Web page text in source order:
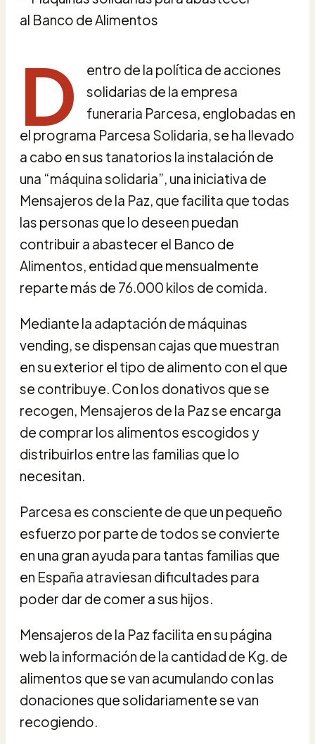
D
entro de la política de acciones
solidarias de la empresa
funeraria Parcesa, englobadas en
el programa Parcesa Solidaria, se ha llevado
a cabo en sus tanatorios la instalación de
una “máquina solidaria”, una iniciativa de
Mensajeros de la Paz, que facilita que todas
las personas que lo deseen puedan
contribuir a abastecer el Banco de
Alimentos, entidad que mensualmente
reparte más de 76.000 kilos de comida.
Mediante la adaptación de máquinas
vending, se dispensan cajas que muestran
en su exterior el tipo de alimento con el que
se contribuye. Con los donativos que se
recogen, Mensajeros de la Paz se encarga
de comprar los alimentos escogidos y
distribuirlos entre las familias que lo
necesitan.
Parcesa es consciente de que un pequeño
esfuerzo por parte de todos se convierte
en una gran ayuda para tantas familias que
en España atraviesan dificultades para
poder dar de comer a sus hijos.
Mensajeros de la Paz facilita en su página
web la información de la cantidad de Kg. de
alimentos que se van acumulando con las
donaciones que solidariamente se van
recogiendo.